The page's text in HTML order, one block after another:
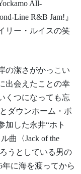
All-
Line R&B Jam!』
リー・ルイスの笑
の潔さがかっこい
出会えたことの幸
くつになっても忘
ダウンホーム・ボ
加した永井“ホト
曲〈Jack of the
うとしている男の
に海を渡ってから